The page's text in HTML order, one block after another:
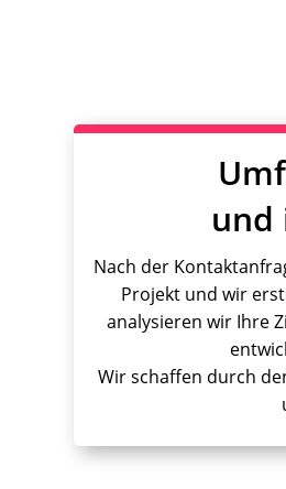
und
Nach der
Projekt und wir
analysieren wir Ihre
Wir schaffen durch